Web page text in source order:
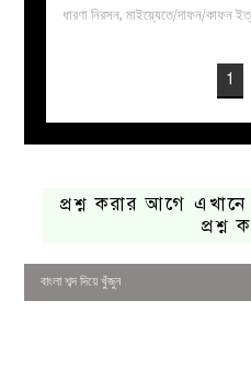
ধারণা নিরসন,মাইয়্যেতে/দাফন/কাফন
1
প্রশ্ন করার আগে এখানে
প্রশ্ন